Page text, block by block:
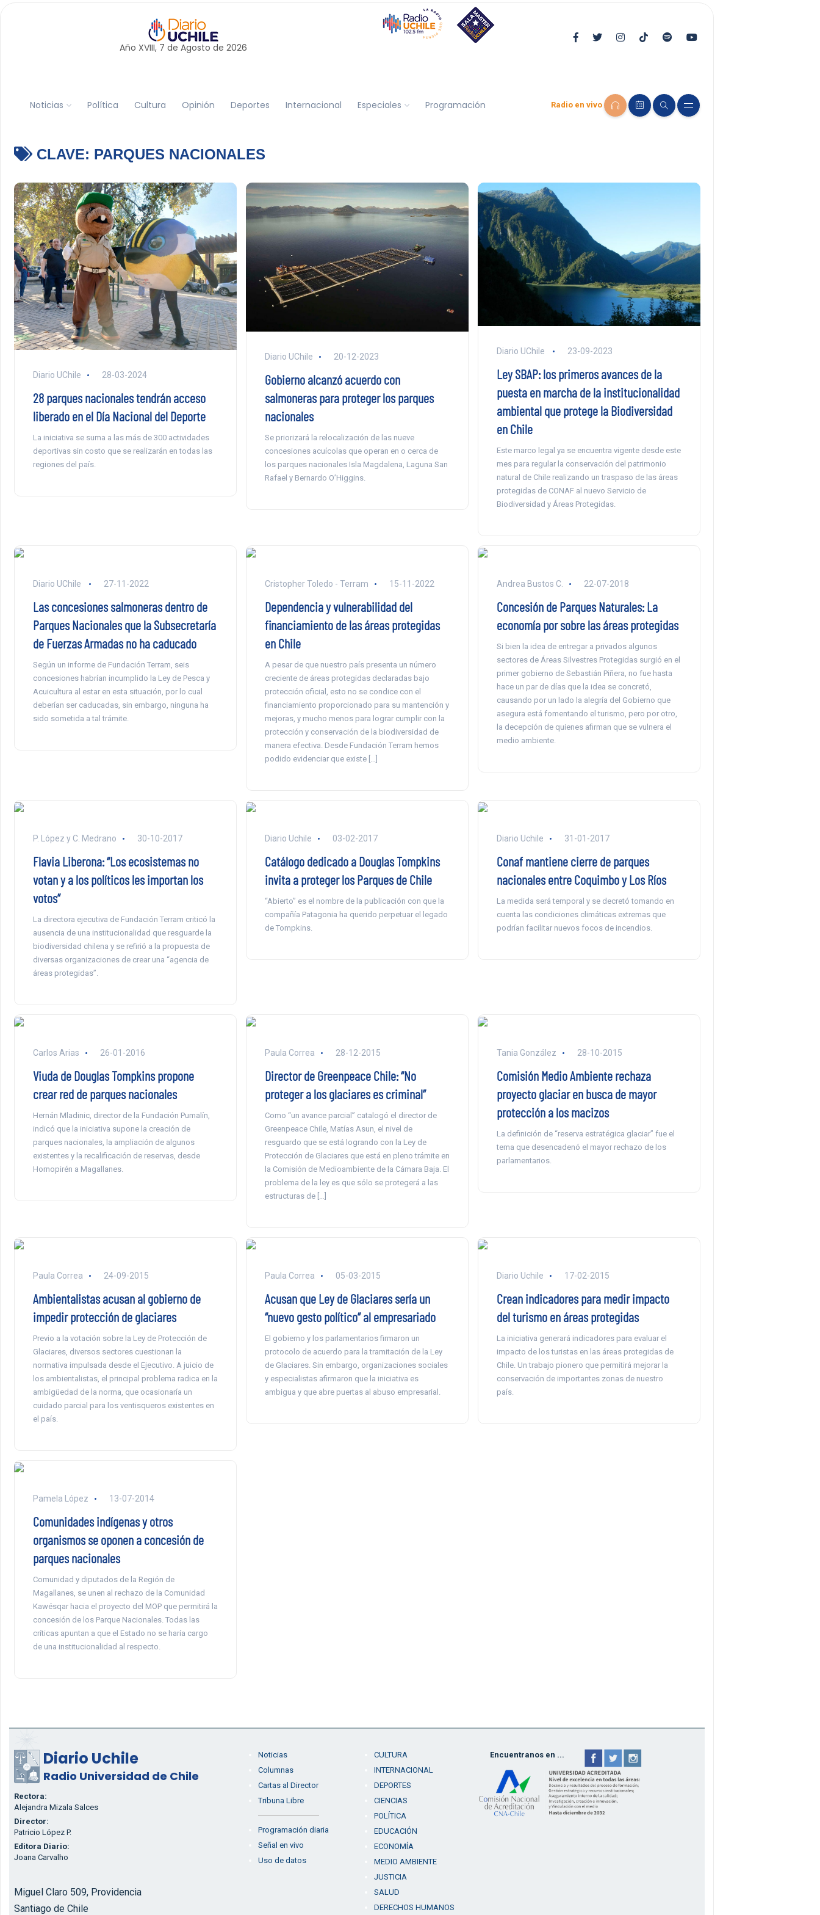
Año XVIII, 7 de Agosto de 2026
Noticias Política Cultura Opinión Deportes Internacional Especiales Programación Radio en vivo
CLAVE: PARQUES NACIONALES
Diario UChile 28-03-2024
28 parques nacionales tendrán acceso
liberado en el Día Nacional del Deporte
La iniciativa se suma a las más de 300 actividades
deportivas sin costo que se realizarán en todas las
regiones del país.
Diario UChile 20-12-2023
Gobierno alcanzó acuerdo con
salmoneras para proteger los parques
nacionales
Se priorizará la relocalización de las nueve
concesiones acuícolas que operan en o cerca de
los parques nacionales Isla Magdalena, Laguna San
Rafael y Bernardo O’Higgins.
Diario UChile 23-09-2023
Ley SBAP: los primeros avances de la
puesta en marcha de la institucionalidad
ambiental que protege la Biodiversidad
en Chile
Este marco legal ya se encuentra vigente desde este
mes para regular la conservación del patrimonio
natural de Chile realizando un traspaso de las áreas
protegidas de CONAF al nuevo Servicio de
Biodiversidad y Áreas Protegidas.
Diario UChile 27-11-2022
Las concesiones salmoneras dentro de
Parques Nacionales que la Subsecretaría
de Fuerzas Armadas no ha caducado
Según un informe de Fundación Terram, seis
concesiones habrían incumplido la Ley de Pesca y
Acuicultura al estar en esta situación, por lo cual
deberían ser caducadas, sin embargo, ninguna ha
sido sometida a tal trámite.
Cristopher Toledo - Terram 15-11-2022
Dependencia y vulnerabilidad del
financiamiento de las áreas protegidas
en Chile
A pesar de que nuestro país presenta un número
creciente de áreas protegidas declaradas bajo
protección oficial, esto no se condice con el
financiamiento proporcionado para su mantención y
mejoras, y mucho menos para lograr cumplir con la
protección y conservación de la biodiversidad de
manera efectiva. Desde Fundación Terram hemos
podido evidenciar que existe […]
Andrea Bustos C. 22-07-2018
Concesión de Parques Naturales: La
economía por sobre las áreas protegidas
Si bien la idea de entregar a privados algunos
sectores de Áreas Silvestres Protegidas surgió en el
primer gobierno de Sebastián Piñera, no fue hasta
hace un par de días que la idea se concretó,
causando por un lado la alegría del Gobierno que
asegura está fomentando el turismo, pero por otro,
la decepción de quienes afirman que se vulnera el
medio ambiente.
P. López y C. Medrano 30-10-2017
Flavia Liberona: “Los ecosistemas no
votan y a los políticos les importan los
votos”
La directora ejecutiva de Fundación Terram criticó la
ausencia de una institucionalidad que resguarde la
biodiversidad chilena y se refirió a la propuesta de
diversas organizaciones de crear una “agencia de
áreas protegidas”.
Diario Uchile 03-02-2017
Catálogo dedicado a Douglas Tompkins
invita a proteger los Parques de Chile
“Abierto” es el nombre de la publicación con que la
compañía Patagonia ha querido perpetuar el legado
de Tompkins.
Diario Uchile 31-01-2017
Conaf mantiene cierre de parques
nacionales entre Coquimbo y Los Ríos
La medida será temporal y se decretó tomando en
cuenta las condiciones climáticas extremas que
podrían facilitar nuevos focos de incendios.
Carlos Arias 26-01-2016
Viuda de Douglas Tompkins propone
crear red de parques nacionales
Hernán Mladinic, director de la Fundación Pumalín,
indicó que la iniciativa supone la creación de
parques nacionales, la ampliación de algunos
existentes y la recalificación de reservas, desde
Hornopirén a Magallanes.
Paula Correa 28-12-2015
Director de Greenpeace Chile: “No
proteger a los glaciares es criminal”
Como “un avance parcial” catalogó el director de
Greenpeace Chile, Matías Asun, el nivel de
resguardo que se está logrando con la Ley de
Protección de Glaciares que está en pleno trámite en
la Comisión de Medioambiente de la Cámara Baja. El
problema de la ley es que sólo se protegerá a las
estructuras de […]
Tania González 28-10-2015
Comisión Medio Ambiente rechaza
proyecto glaciar en busca de mayor
protección a los macizos
La definición de “reserva estratégica glaciar” fue el
tema que desencadenó el mayor rechazo de los
parlamentarios.
Paula Correa 24-09-2015
Ambientalistas acusan al gobierno de
impedir protección de glaciares
Previo a la votación sobre la Ley de Protección de
Glaciares, diversos sectores cuestionan la
normativa impulsada desde el Ejecutivo. A juicio de
los ambientalistas, el principal problema radica en la
ambigüedad de la norma, que ocasionaría un
cuidado parcial para los ventisqueros existentes en
el país.
Paula Correa 05-03-2015
Acusan que Ley de Glaciares sería un
“nuevo gesto político” al empresariado
El gobierno y los parlamentarios firmaron un
protocolo de acuerdo para la tramitación de la Ley
de Glaciares. Sin embargo, organizaciones sociales
y especialistas afirmaron que la iniciativa es
ambigua y que abre puertas al abuso empresarial.
Diario Uchile 17-02-2015
Crean indicadores para medir impacto
del turismo en áreas protegidas
La iniciativa generará indicadores para evaluar el
impacto de los turistas en las áreas protegidas de
Chile. Un trabajo pionero que permitirá mejorar la
conservación de importantes zonas de nuestro
país.
Pamela López 13-07-2014
Comunidades indígenas y otros
organismos se oponen a concesión de
parques nacionales
Comunidad y diputados de la Región de
Magallanes, se unen al rechazo de la Comunidad
Kawésqar hacia el proyecto del MOP que permitirá la
concesión de los Parque Nacionales. Todas las
críticas apuntan a que el Estado no se haría cargo
de una institucionalidad al respecto.
Diario Uchile
Radio Universidad de Chile
Rectora:
Alejandra Mizala Salces
Director:
Patricio López P.
Editora Diario:
Joana Carvalho
Miguel Claro 509, Providencia
Santiago de Chile
Noticias
Columnas
Cartas al Director
Tribuna Libre
Programación diaria
Señal en vivo
Uso de datos
CULTURA
INTERNACIONAL
DEPORTES
CIENCIAS
POLÍTICA
EDUCACIÓN
ECONOMÍA
MEDIO AMBIENTE
JUSTICIA
SALUD
DERECHOS HUMANOS
Encuentranos en ...